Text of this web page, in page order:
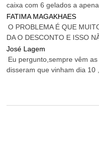
caixa com 6 gelados a
FATIMA MAGAKHAES
O PROBLEMA É QUE
DA O DESCONTO E ISSO
José Lagem
Eu pergunto,sempre vêm
disseram que vinham dia 10